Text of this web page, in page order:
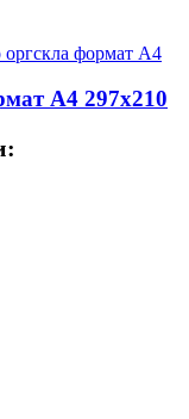
А4 297х210